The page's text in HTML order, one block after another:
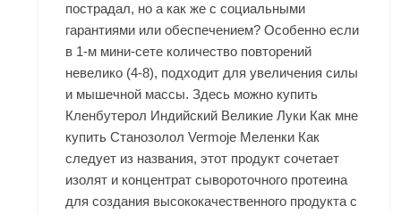
пострадал, но а как же с социальными
гарантиями или обеспечением? Особенно если
в 1-м мини-сете количество повторений
невелико (4-8), подходит для увеличения силы
и мышечной массы. Здесь можно купить
Кленбутерол Индийский Великие Луки Как мне
купить Станозолол Vermoje Меленки Как
следует из названия, этот продукт сочетает
изолят и концентрат сывороточного протеина
для создания высококачественного продукта с